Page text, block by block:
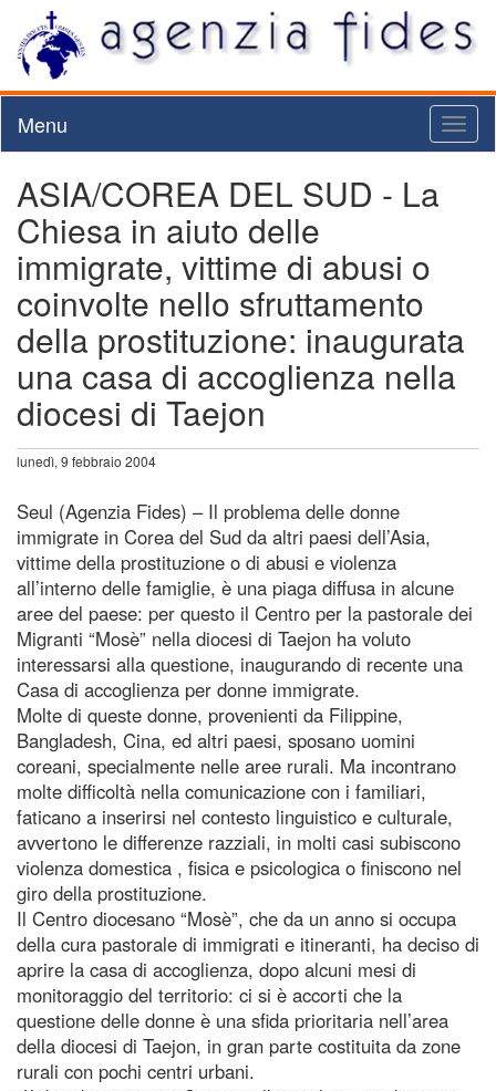
Menu
ASIA/COREA DEL SUD - La
Chiesa in aiuto delle
immigrate, vittime di abusi o
coinvolte nello sfruttamento
della prostituzione: inaugurata
una casa di accoglienza nella
diocesi di Taejon
lunedì, 9 febbraio 2004
Seul (Agenzia Fides) – Il problema delle donne
immigrate in Corea del Sud da altri paesi dell’Asia,
vittime della prostituzione o di abusi e violenza
all’interno delle famiglie, è una piaga diffusa in alcune
aree del paese: per questo il Centro per la pastorale dei
Migranti “Mosè” nella diocesi di Taejon ha voluto
interessarsi alla questione, inaugurando di recente una
Casa di accoglienza per donne immigrate.
Molte di queste donne, provenienti da Filippine,
Bangladesh, Cina, ed altri paesi, sposano uomini
coreani, specialmente nelle aree rurali. Ma incontrano
molte difficoltà nella comunicazione con i familiari,
faticano a inserirsi nel contesto linguistico e culturale,
avvertono le differenze razziali, in molti casi subiscono
violenza domestica , fisica e psicologica o finiscono nel
giro della prostituzione.
Il Centro diocesano “Mosè”, che da un anno si occupa
della cura pastorale di immigrati e itineranti, ha deciso di
aprire la casa di accoglienza, dopo alcuni mesi di
monitoraggio del territorio: ci si è accorti che la
questione delle donne è una sfida prioritaria nell’area
della diocesi di Taejon, in gran parte costituita da zone
rurali con pochi centri urbani.